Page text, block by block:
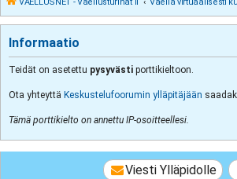
VAELLUSNET - Vaellusturinat II Vaella virtuaalisesti
Informaatio
Teidät on asetettu pysyvästi porttikieltoon.
Ota yhteyttä Keskustelufoorumin ylläpitäjään
Tämä porttikielto on annettu IP-osoitteellesi.
Viesti Ylläpidolle